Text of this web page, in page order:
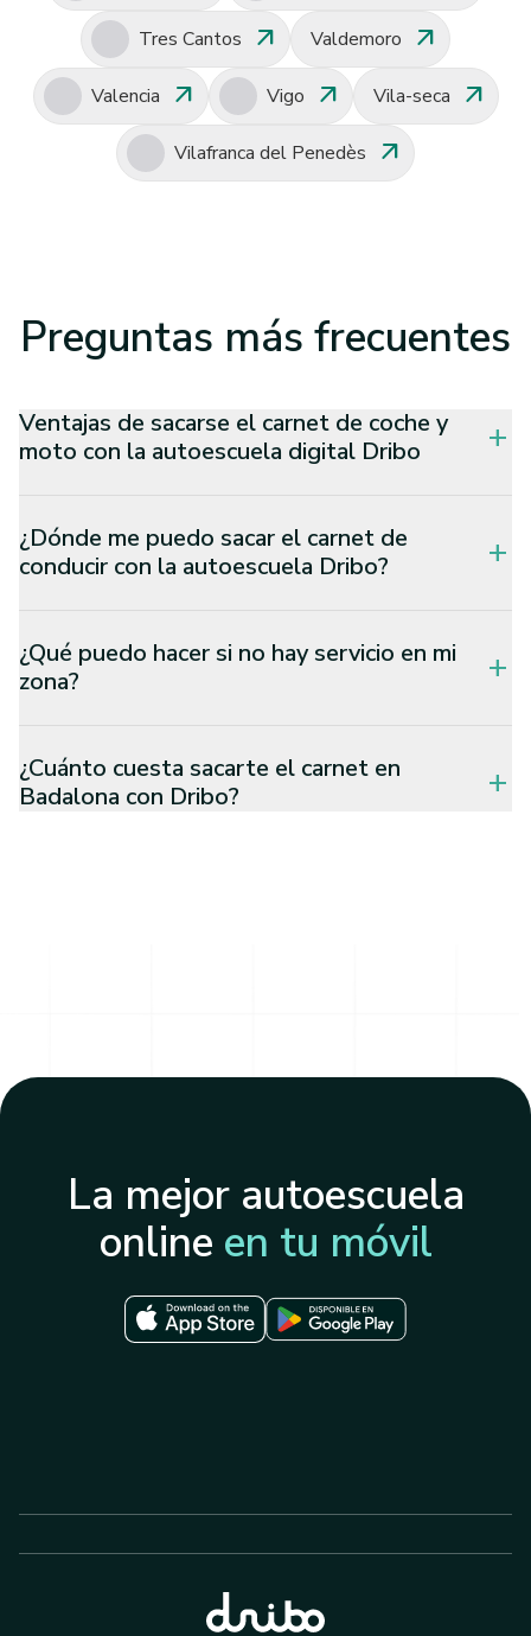
Tres Cantos arrow_outward Valdemoro arrow_outward
Valencia arrow_outward Vigo arrow_outward Vila-seca arrow_outward
Vilafranca del Penedès arrow_outward
Preguntas más frecuentes
Ventajas de sacarse el carnet de coche y
moto con la autoescuela digital Dribo
add
¿Dónde me puedo sacar el carnet de
conducir con la autoescuela Dribo?
add
¿Qué puedo hacer si no hay servicio en mi
zona?
add
¿Cuánto cuesta sacarte el carnet en
Badalona con Dribo?
add
La mejor autoescuela
online en tu móvil